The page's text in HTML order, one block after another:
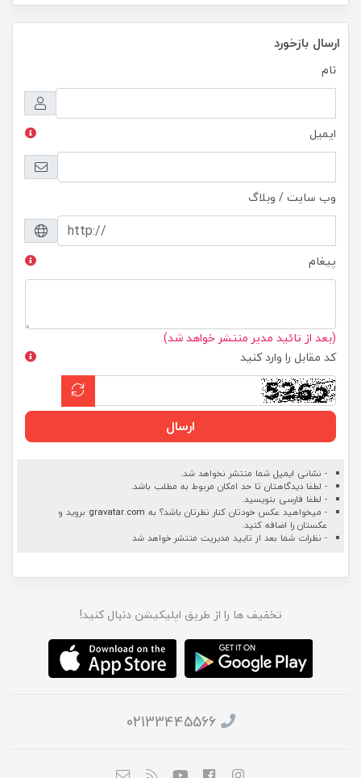
ارسال بازخورد
نام
ایمیل
وب سایت / وبلاگ
پیغام
(بعد از تائید مدیر منتشر خواهد شد)
کد مقابل را وارد کنید
ارسال
- نشانی ایمیل شما منتشر نخواهد شد.
- لطفا دیدگاهتان تا حد امکان مربوط به مطلب باشد.
- لطفا فارسی بنویسید.
- میخواهید عکس خودتان کنار نظرتان باشد؟ به gravatar.com بروید و
عکستان را اضافه کنید.
- نظرات شما بعد از تایید مدیریت منتشر خواهد شد
تخفیف ها را از طریق اپلیکیشن دنبال کنید!
02133445566